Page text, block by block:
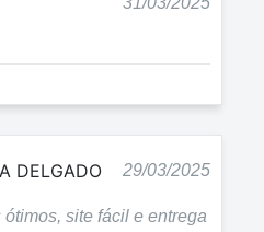
DELGADO 29/03/2025
site fácil e entrega